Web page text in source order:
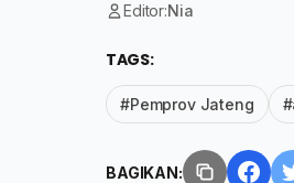
Editor:Nia
TAGS:
#Pemprov Jateng
BAGIKAN: